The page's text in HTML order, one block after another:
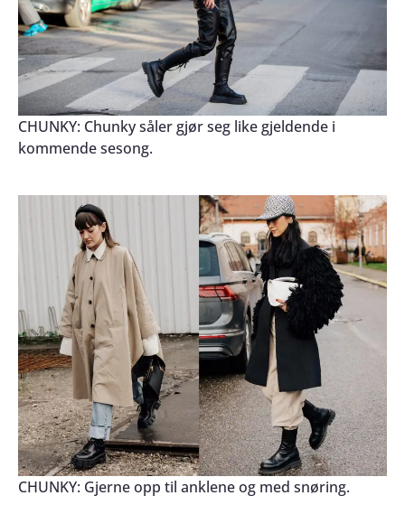
CHUNKY: Chunky såler gjør seg like gjeldende i
kommende sesong.
CHUNKY: Gjerne opp til anklene og med snøring.